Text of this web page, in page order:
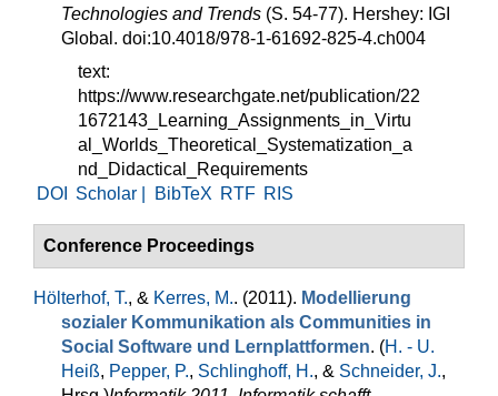
Technologies and Trends (S. 54-77). Hershey: IGI
Global. doi:10.4018/978-1-61692-825-4.ch004
text:
https://www.researchgate.net/publication/22
1672143_Learning_Assignments_in_Virtu
al_Worlds_Theoretical_Systematization_a
nd_Didactical_Requirements
DOI
Scholar | BibTeX RTF RIS
Conference Proceedings
Hölterhof, T., & Kerres, M.. (2011). Modellierung
sozialer Kommunikation als Communities in
Social Software und Lernplattformen. (H. - U.
Heiß, Pepper, P., Schlinghoff, H., & Schneider, J.,